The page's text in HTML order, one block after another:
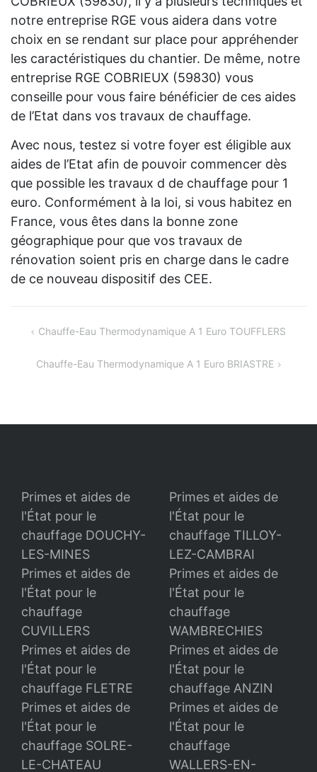
notre entreprise RGE vous aidera dans votre
choix en se rendant sur place pour appréhender
les caractéristiques du chantier. De même, notre
entreprise RGE COBRIEUX (59830) vous
conseille pour vous faire bénéficier de ces aides
de l’Etat dans vos travaux de chauffage.
Avec nous, testez si votre foyer est éligible aux
aides de l’Etat afin de pouvoir commencer dès
que possible les travaux d de chauffage pour 1
euro. Conformément à la loi, si vous habitez en
France, vous êtes dans la bonne zone
géographique pour que vos travaux de
rénovation soient pris en charge dans le cadre
de ce nouveau dispositif des CEE.
Navigation
Chauffe-Eau Thermodynamique A 1 Euro TOUFFLERS
Chauffe-Eau Thermodynamique A 1 Euro BRIASTRE
Primes et aides de
l'État pour le
chauffage DOUCHY-
LES-MINES
Primes et aides de
l'État pour le
chauffage TILLOY-
LEZ-CAMBRAI
Primes et aides de
l'État pour le
chauffage
CUVILLERS
Primes et aides de
l'État pour le
chauffage
WAMBRECHIES
Primes et aides de
l'État pour le
chauffage FLETRE
Primes et aides de
l'État pour le
chauffage ANZIN
Primes et aides de
l'État pour le
chauffage SOLRE-
LE-CHATEAU
Primes et aides de
l'État pour le
chauffage
WALLERS-EN-